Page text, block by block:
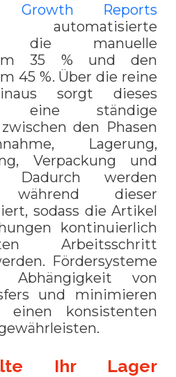
Reports
die manuelle
35 % und den
45 %. Über die reine
sorgt dieses
eine ständige
den Phasen
Lagerung,
Verpackung und
Dadurch werden
während dieser
sodass die Artikel
kontinuierlich
Arbeitsschritt
Fördersysteme
Abhängigkeit von
und minimieren
einen konsistenten
Ihr Lager